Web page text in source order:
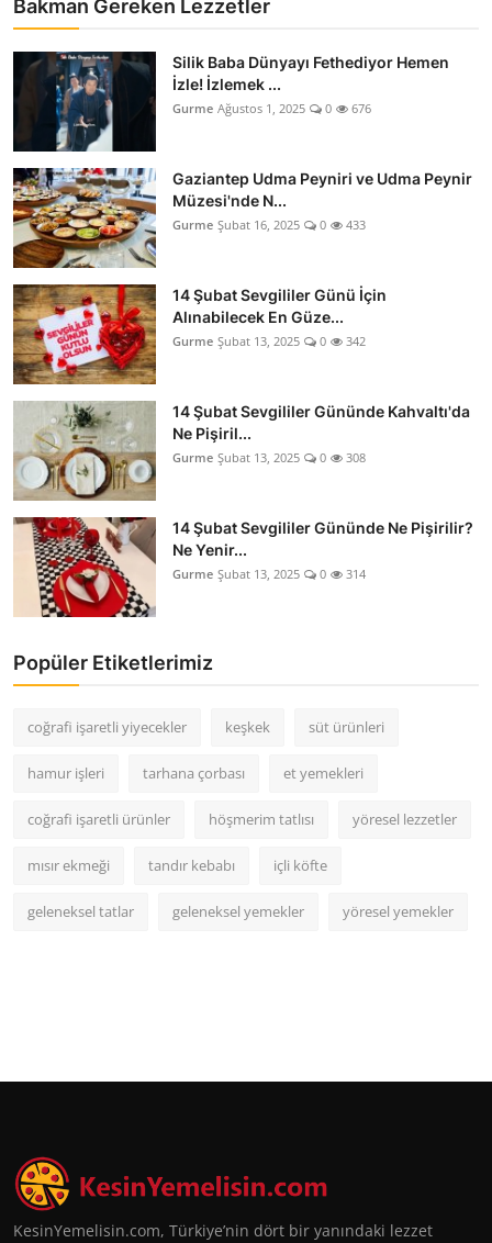
Bakman Gereken Lezzetler
Silik Baba Dünyayı Fethediyor Hemen
İzle! İzlemek ...
Gurme Ağustos 1, 2025 0 676
Gaziantep Udma Peyniri ve Udma Peynir
Müzesi'nde N...
Gurme Şubat 16, 2025 0 433
14 Şubat Sevgililer Günü İçin
Alınabilecek En Güze...
Gurme Şubat 13, 2025 0 342
14 Şubat Sevgililer Gününde Kahvaltı'da
Ne Pişiril...
Gurme Şubat 13, 2025 0 308
14 Şubat Sevgililer Gününde Ne Pişirilir?
Ne Yenir...
Gurme Şubat 13, 2025 0 314
Popüler Etiketlerimiz
coğrafi işaretli yiyecekler keşkek süt ürünleri
hamur işleri tarhana çorbası et yemekleri
coğrafi işaretli ürünler höşmerim tatlısı yöresel lezzetler
mısır ekmeği tandır kebabı içli köfte
geleneksel tatlar geleneksel yemekler yöresel yemekler
KesinYemelisin.com, Türkiye’nin dört bir yanındaki lezzet